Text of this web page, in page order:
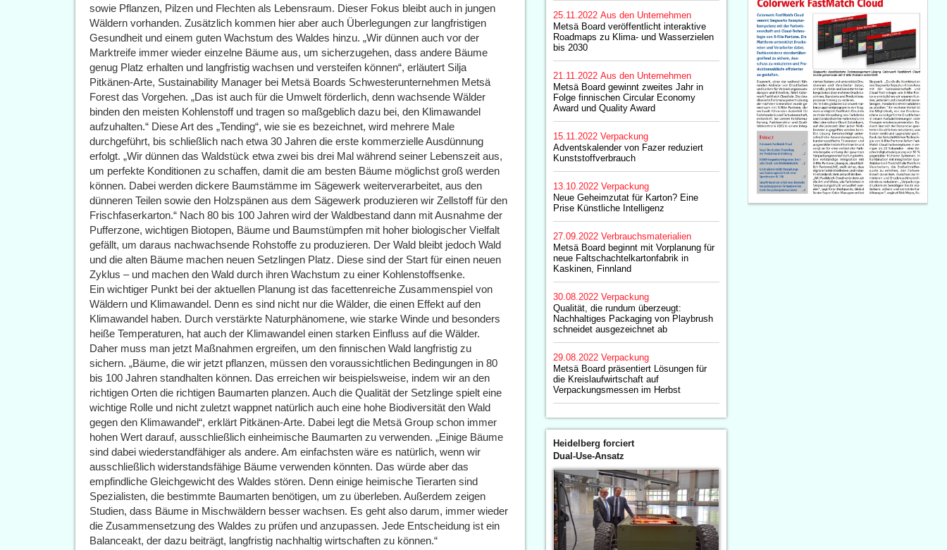
sowie Pflanzen, Pilzen und Flechten als Lebensraum. Dieser Fokus bleibt auch in jungen
Wäldern vorhanden. Zusätzlich kommen hier aber auch Überlegungen zur langfristigen
Gesundheit und einem guten Wachstum des Waldes hinzu. „Wir dünnen auch vor der
Marktreife immer wieder einzelne Bäume aus, um sicherzugehen, dass andere Bäume
genug Platz erhalten und langfristig wachsen und versteifen können“, erläutert Silja
Pitkänen-Arte, Sustainability Manager bei Metsä Boards Schwesterunternehmen Metsä
Forest das Vorgehen. „Das ist auch für die Umwelt förderlich, denn wachsende Wälder
binden den meisten Kohlenstoff und tragen so maßgeblich dazu bei, den Klimawandel
aufzuhalten.“ Diese Art des „Tending“, wie sie es bezeichnet, wird mehrere Male
durchgeführt, bis schließlich nach etwa 30 Jahren die erste kommerzielle Ausdünnung
erfolgt. „Wir dünnen das Waldstück etwa zwei bis drei Mal während seiner Lebenszeit aus,
um perfekte Konditionen zu schaffen, damit die am besten Bäume möglichst groß werden
können. Dabei werden dickere Baumstämme im Sägewerk weiterverarbeitet, aus den
dünneren Teilen sowie den Holzspänen aus dem Sägewerk produzieren wir Zellstoff für den
Frischfaserkarton.“ Nach 80 bis 100 Jahren wird der Waldbestand dann mit Ausnahme der
Pufferzone, wichtigen Biotopen, Bäume und Baumstümpfen mit hoher biologischer Vielfalt
gefällt, um daraus nachwachsende Rohstoffe zu produzieren. Der Wald bleibt jedoch Wald
und die alten Bäume machen neuen Setzlingen Platz. Diese sind der Start für einen neuen
Zyklus – und machen den Wald durch ihren Wachstum zu einer Kohlenstoffsenke.
Ein wichtiger Punkt bei der aktuellen Planung ist das facettenreiche Zusammenspiel von
Wäldern und Klimawandel. Denn es sind nicht nur die Wälder, die einen Effekt auf den
Klimawandel haben. Durch verstärkte Naturphänomene, wie starke Winde und besonders
heiße Temperaturen, hat auch der Klimawandel einen starken Einfluss auf die Wälder.
Daher muss man jetzt Maßnahmen ergreifen, um den finnischen Wald langfristig zu
sichern. „Bäume, die wir jetzt pflanzen, müssen den voraussichtlichen Bedingungen in 80
bis 100 Jahren standhalten können. Das erreichen wir beispielsweise, indem wir an den
richtigen Orten die richtigen Baumarten planzen. Auch die Qualität der Setzlinge spielt eine
wichtige Rolle und nicht zuletzt wappnet natürlich auch eine hohe Biodiversität den Wald
gegen den Klimawandel“, erklärt Pitkänen-Arte. Dabei legt die Metsä Group schon immer
hohen Wert darauf, ausschließlich einheimische Baumarten zu verwenden. „Einige Bäume
sind dabei wiederstandfähiger als andere. Am einfachsten wäre es natürlich, wenn wir
ausschließlich widerstandsfähige Bäume verwenden könnten. Das würde aber das
empfindliche Gleichgewicht des Waldes stören. Denn einige heimische Tierarten sind
Spezialisten, die bestimmte Baumarten benötigen, um zu überleben. Außerdem zeigen
Studien, dass Bäume in Mischwäldern besser wachsen. Es geht also darum, immer wieder
die Zusammensetzung des Waldes zu prüfen und anzupassen. Jede Entscheidung ist ein
Balanceakt, der dazu beiträgt, langfristig nachhaltig wirtschaften zu können.“
25.11.2022 Aus den Unternehmen
Metsä Board veröffentlicht interaktive
Roadmaps zu Klima- und Wasserzielen
bis 2030
21.11.2022 Aus den Unternehmen
Metsä Board gewinnt zweites Jahr in
Folge finnischen Circular Economy
Award und Quality Award
15.11.2022 Verpackung
Adventskalender von Fazer reduziert
Kunststoffverbrauch
13.10.2022 Verpackung
Neue Geheimzutat für Karton? Eine
Prise Künstliche Intelligenz
27.09.2022 Verbrauchsmaterialien
Metsä Board beginnt mit Vorplanung für
neue Faltschachtelkartonfabrik in
Kaskinen, Finnland
30.08.2022 Verpackung
Qualität, die rundum überzeugt:
Nachhaltiges Packaging von Playbrush
schneidet ausgezeichnet ab
29.08.2022 Verpackung
Metsä Board präsentiert Lösungen für
die Kreislaufwirtschaft auf
Verpackungsmessen im Herbst
Heidelberg forciert
Dual-Use-Ansatz